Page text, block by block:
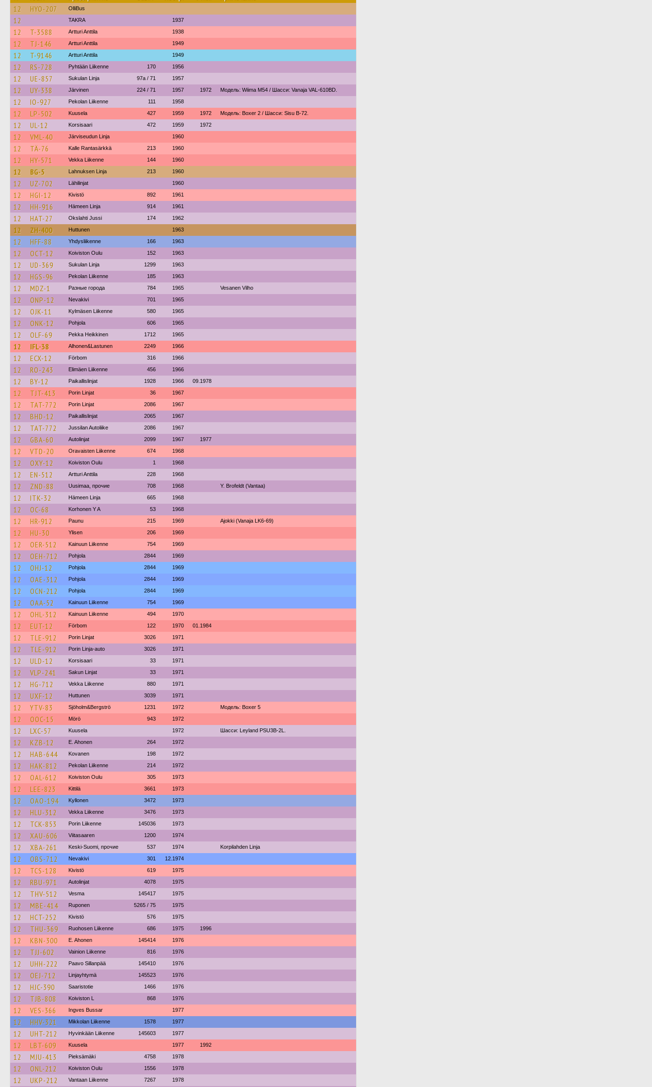
12 HYO-207 OlliBus
12 TAKRA 1937
12 T-3588 Artturi Anttila 1938
12 TJ-146 Artturi Anttila 1949
12 T-9146 Artturi Anttila 1949
12 RS-728 Pyhtään Liikenne 170 1956
12 UE-857 Sukulan Linja 97a / 71 1957
12 UY-338 Järvinen 224 / 71 1957 1972 Модель: Wiima M54 / Шасси: Vanaja VAL-610BD.
12 IO-927 Pekolan Liikenne 111 1958
12 LP-502 Kuusela 427 1959 1972 Модель: Boxer 2 / Шасси: Sisu B-72.
12 UL-12 Korsisaari 472 1959 1972
12 VML-40 Järviseudun Linja 1960
12 TÄ-76 Kalle Rantasärkkä 213 1960
12 HY-571 Vekka Liikenne 144 1960
12 BG-5 Lahnuksen Linja 213 1960
12 UZ-702 Lähilinjat 1960
12 HGI-12 Kivistö 892 1961
12 HH-916 Hämeen Linja 914 1961
12 HAT-27 Okslahti Jussi 174 1962
12 ZH-400 Huttunen 1963
12 HFF-88 Yhdysliikenne 166 1963
12 OCT-12 Koiviston Oulu 152 1963
12 UD-369 Sukulan Linja 1299 1963
12 HGS-96 Pekolan Liikenne 185 1963
12 MDZ-1 Разные города 784 1965 Vesanen Vilho
12 ONP-12 Nevakivi 701 1965
12 OJK-11 Kylmäsen Liikenne 580 1965
12 ONK-12 Pohjola 606 1965
12 OLF-69 Pekka Heikkinen 1712 1965
12 IFL-38 Alhonen&Lastunen 2249 1966
12 ECX-12 Förbom 316 1966
12 RO-243 Elimäen Liikenne 456 1966
12 BY-12 Paikallislinjat 1928 1966 09.1978
12 TJT-413 Porin Linjat 36 1967
12 TAT-772 Porin Linjat 2086 1967
12 BHD-12 Paikallislinjat 2065 1967
12 TAT-772 Jussilan Autoliike 2086 1967
12 GBA-60 Autolinjat 2099 1967 1977
12 VTD-20 Oravaisten Liikenne 674 1968
12 OXY-12 Koiviston Oulu 1 1968
12 EN-512 Artturi Anttila 228 1968
12 ZND-88 Uusimaa, прочие 708 1968 Y. Brofeldt (Vantaa)
12 ITK-32 Hämeen Linja 665 1968
12 OC-68 Korhonen Y A 53 1968
12 HR-912 Paunu 215 1969 Ajokki (Vanaja LK6-69)
12 HU-30 Ylisen 206 1969
12 OER-512 Kainuun Liikenne 754 1969
12 OEH-712 Pohjola 2844 1969
12 OHJ-12 Pohjola 2844 1969
12 OAE-312 Pohjola 2844 1969
12 OCN-212 Pohjola 2844 1969
12 OAA-52 Kainuun Liikenne 754 1969
12 OHL-312 Kainuun Liikenne 494 1970
12 EUT-12 Förbom 122 1970 01.1984
12 TLE-912 Porin Linjat 3026 1971
12 TLE-912 Porin Linja-auto 3026 1971
12 ULD-12 Korsisaari 33 1971
12 VLP-241 Sakun Linjat 33 1971
12 HG-712 Vekka Liikenne 880 1971
12 UXF-12 Huttunen 3039 1971
12 YTV-83 Sjöholm&Bergströ 1231 1972 Модель: Boxer 5
12 OOC-15 Mörö 943 1972
12 LXC-57 Kuusela 1972 Шасси: Leyland PSU3B-2L.
12 KZB-12 E. Ahonen 264 1972
12 HAB-644 Kovanen 198 1972
12 HAK-812 Pekolan Liikenne 214 1972
12 OAL-612 Koiviston Oulu 305 1973
12 LEE-823 Kittilä 3661 1973
12 OAO-194 Kyllonen 3472 1973
12 HLU-312 Vekka Liikenne 3476 1973
12 TCK-853 Porin Liikenne 145036 1973
12 XAU-606 Viitasaaren 1200 1974
12 XBA-261 Keski-Suomi, прочие 537 1974 Korpilahden Linja
12 OBS-712 Nevakivi 301 12.1974
12 TCS-128 Kivistö 619 1975
12 RBU-971 Autolinjat 4078 1975
12 THV-512 Vesma 145417 1975
12 MBE-414 Ruponen 5265 / 75 1975
12 HCT-252 Kivistö 576 1975
12 THU-369 Ruohosen Liikenne 686 1975 1996
12 KBN-300 E. Ahonen 145414 1976
12 TJJ-602 Vainion Liikenne 816 1976
12 UHH-222 Paavo Sillanpää 145410 1976
12 OEJ-712 Linjayhtymä 145523 1976
12 HJC-390 Saaristotie 1466 1976
12 TJB-808 Koiviston L 868 1976
12 VES-366 Ingves Bussar 1977
12 HHV-321 Mikkolan Liikenne 1578 1977
12 UHT-212 Hyvinkään Liikenne 145603 1977
12 LBT-609 Kuusela 1977 1992
12 MJU-413 Pieksämäki 4758 1978
12 ONL-212 Koiviston Oulu 1556 1978
12 UKP-212 Vantaan Liikenne 7267 1978